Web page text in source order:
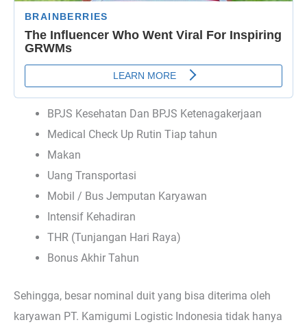
BPJS Kesehatan Dan BPJS Ketenagakerjaan
Medical Check Up Rutin Tiap tahun
Makan
Uang Transportasi
Mobil / Bus Jemputan Karyawan
Intensif Kehadiran
THR (Tunjangan Hari Raya)
Bonus Akhir Tahun
Sehingga, besar nominal duit yang bisa diterima oleh
karyawan PT. Kamigumi Logistic Indonesia tidak hanya